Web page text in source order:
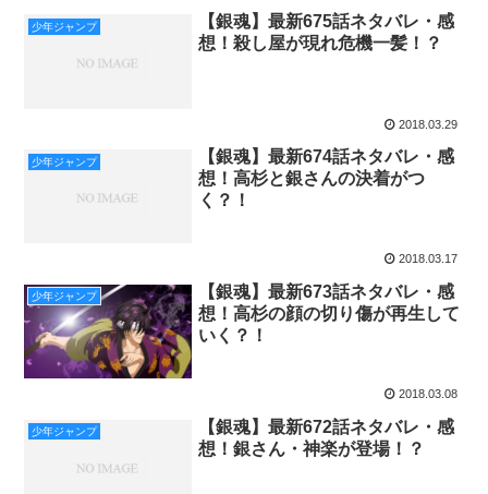
少年ジャンプ
【銀魂】最新675話ネタバレ・感
想！殺し屋が現れ危機一髪！？
2018.03.29
少年ジャンプ
【銀魂】最新674話ネタバレ・感
想！高杉と銀さんの決着がつ
く？！
2018.03.17
少年ジャンプ
【銀魂】最新673話ネタバレ・感
想！高杉の顔の切り傷が再生して
いく？！
2018.03.08
少年ジャンプ
【銀魂】最新672話ネタバレ・感
想！銀さん・神楽が登場！？